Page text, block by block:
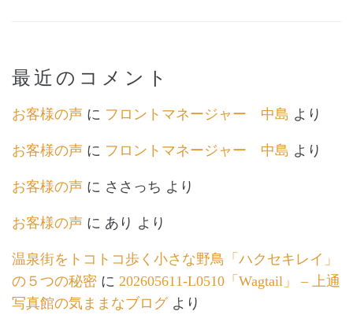
最近のコメント
お客様の声 に フロントマネージャー 中島 より
お客様の声 に フロントマネージャー 中島 より
お客様の声 に ささっち より
お客様の声 に あり より
温泉街をトコトコ歩く小さな野鳥「ハクセキレイ」
の５つの秘密 に 202605611-L0510「Wagtail」 – 上通
写真館の気ままなブログより